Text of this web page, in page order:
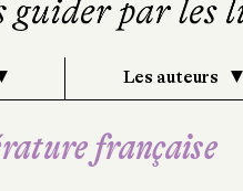
Les auteurs
française